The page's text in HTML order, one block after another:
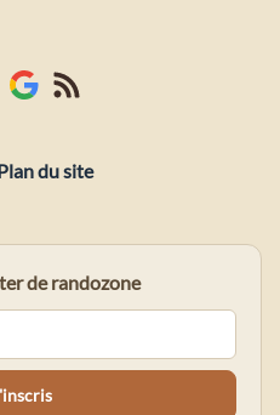
du site
de randozone